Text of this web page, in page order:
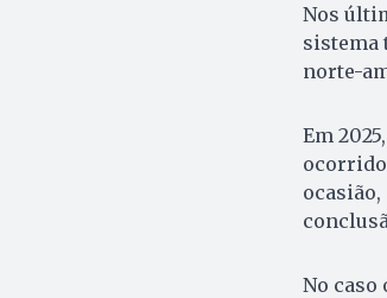
Nos
sistema
norte-
Em
ocorrido
No caso